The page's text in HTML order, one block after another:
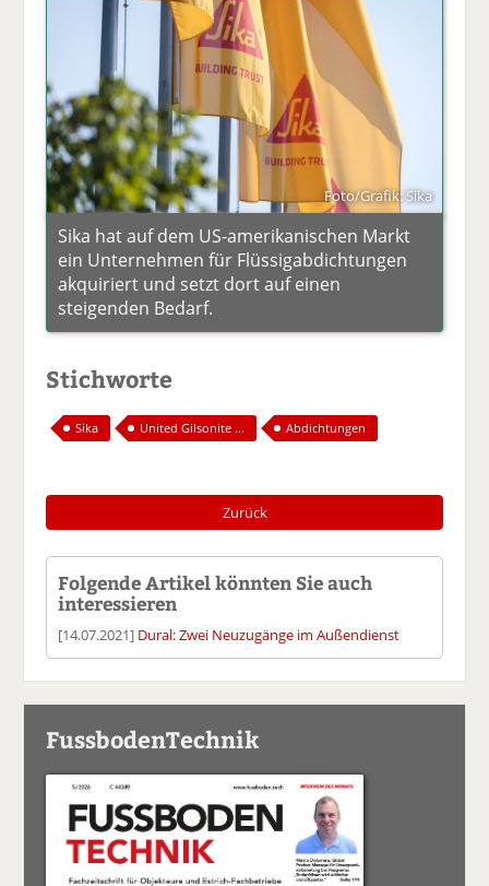
Foto/Grafik: Sika
Sika hat auf dem US-amerikanischen Markt
ein Unternehmen für Flüssigabdichtungen
akquiriert und setzt dort auf einen
steigenden Bedarf.
Stichworte
Sika United Gilsonite ... Abdichtungen
Zurück
Folgende Artikel könnten Sie auch
interessieren
[14.07.2021] Dural: Zwei Neuzugänge im Außendienst
FussbodenTechnik